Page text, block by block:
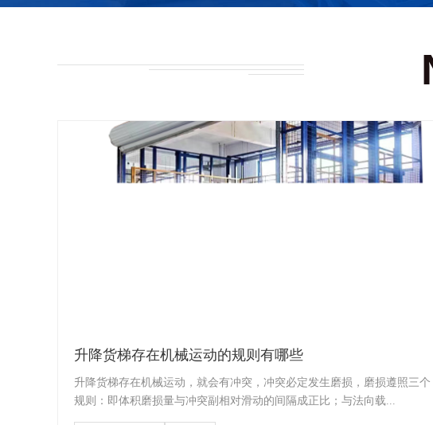
升降货梯存在机械运动的规则有哪些
升降货梯存在机械运动，就会有冲突，冲突必定发生磨损，磨损遵照三个
规则：即体积磨损量与冲突副相对滑动的间隔成正比；与法向载...